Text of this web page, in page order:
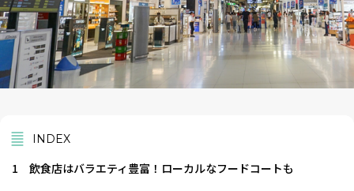
INDEX
1
飲食店はバラエティ豊富！ローカルなフードコートも